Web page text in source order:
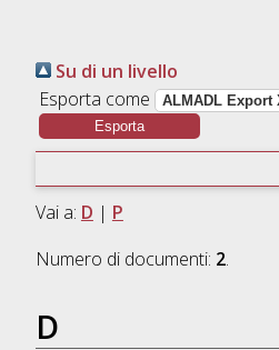
Su di un livello
Esporta come
Vai a: D | P
Numero di documenti: 2.
D